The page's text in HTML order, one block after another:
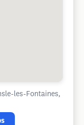
les-Fontaines,